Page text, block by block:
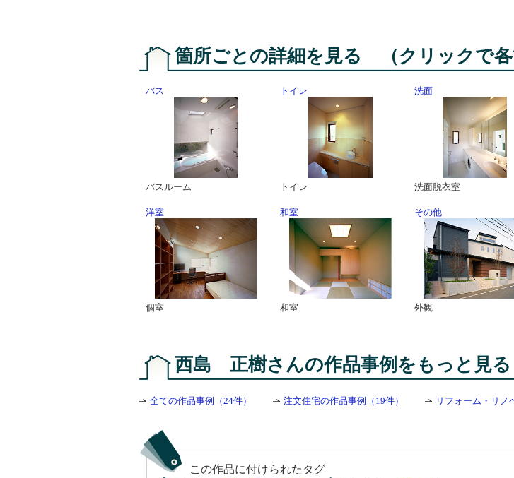
箇所ごとの詳細を見る （クリックで
バス
バスルーム
トイレ
トイレ
洗面
洗面脱衣室
洋室
個室
和室
和室
その他
外観
西島 正樹さんの作品事例をもっと見る
全ての作品事例（24件） 注文住宅の作品事例（19件） リフォーム・リノ
この作品に付けられたタグ